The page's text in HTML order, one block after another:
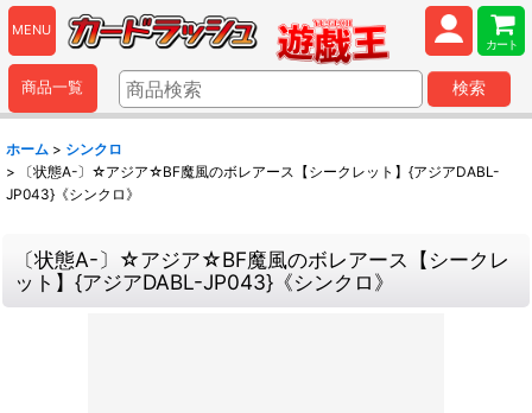
MENU
カート
商品一覧 検索
ホーム > シンクロ
>
〔状態A-〕☆アジア☆BF魔風のボレアース【シークレット】{アジアDABL-
JP043}《シンクロ》
〔状態A-〕☆アジア☆BF魔風のボレアース【シークレ
ット】{アジアDABL-JP043}《シンクロ》